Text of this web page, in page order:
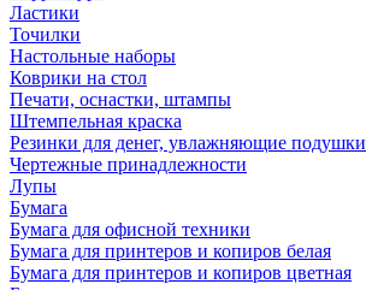
Ластики
Точилки
Настольные наборы
Коврики на стол
Печати, оснастки, штампы
Штемпельная краска
Резинки для денег, увлажняющие подушки
Чертежные принадлежности
Лупы
Бумага
Бумага для офисной техники
Бумага для принтеров и копиров белая
Бумага для принтеров и копиров цветная